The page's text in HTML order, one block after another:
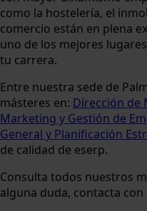
como la hostelería, el
comercio están en plena
uno de los mejores
tu carrera.
Entre nuestra sede de
másteres en: Dirección de
Marketing y Gestión de
General y Planificación
de calidad de eserp.
Consulta todos nuestros
alguna duda, contacta